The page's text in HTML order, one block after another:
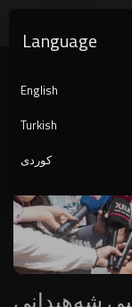
Player
Language
English
Turkish
کوردی